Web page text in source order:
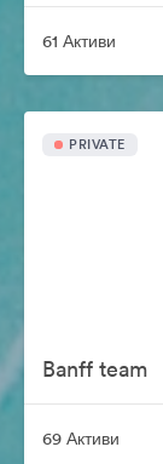
61 Активи
PRIVATE
Banff team
69 Активи